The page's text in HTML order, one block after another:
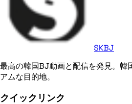
SKBJ
最高の韓国BJ動画と配信を発見。韓
アムな目的地。
クイックリンク